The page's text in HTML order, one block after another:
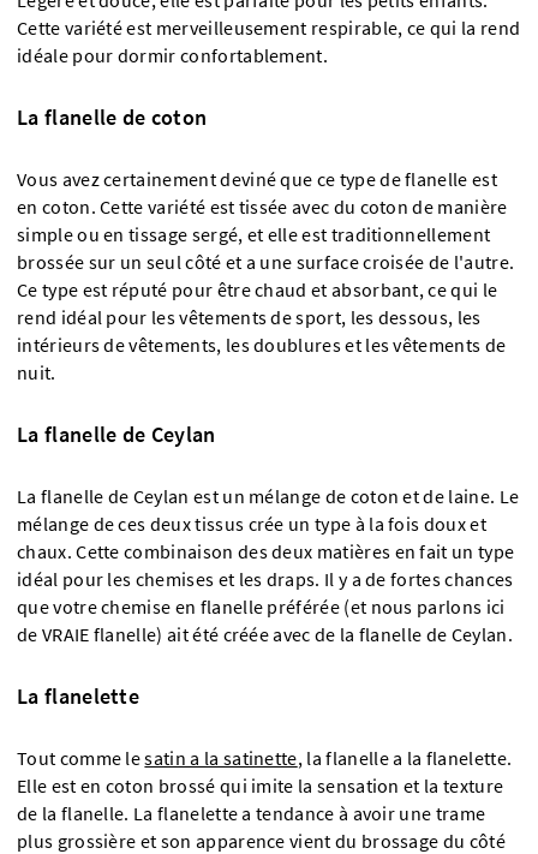
Cette variété est merveilleusement respirable, ce qui la rend
idéale pour dormir confortablement.
La flanelle de coton
Vous avez certainement deviné que ce type de flanelle est
en coton. Cette variété est tissée avec du coton de manière
simple ou en tissage sergé, et elle est traditionnellement
brossée sur un seul côté et a une surface croisée de l'autre.
Ce type est réputé pour être chaud et absorbant, ce qui le
rend idéal pour les vêtements de sport, les dessous, les
intérieurs de vêtements, les doublures et les vêtements de
nuit.
La flanelle de Ceylan
La flanelle de Ceylan est un mélange de coton et de laine. Le
mélange de ces deux tissus crée un type à la fois doux et
chaux. Cette combinaison des deux matières en fait un type
idéal pour les chemises et les draps. Il y a de fortes chances
que votre chemise en flanelle préférée (et nous parlons ici
de VRAIE flanelle) ait été créée avec de la flanelle de Ceylan.
La flanelette
Tout comme lesatin a la satinette, la flanelle a la flanelette.
Elle est en coton brossé qui imite la sensation et la texture
de la flanelle. La flanelette a tendance à avoir une trame
plus grossière et son apparence vient du brossage du côté